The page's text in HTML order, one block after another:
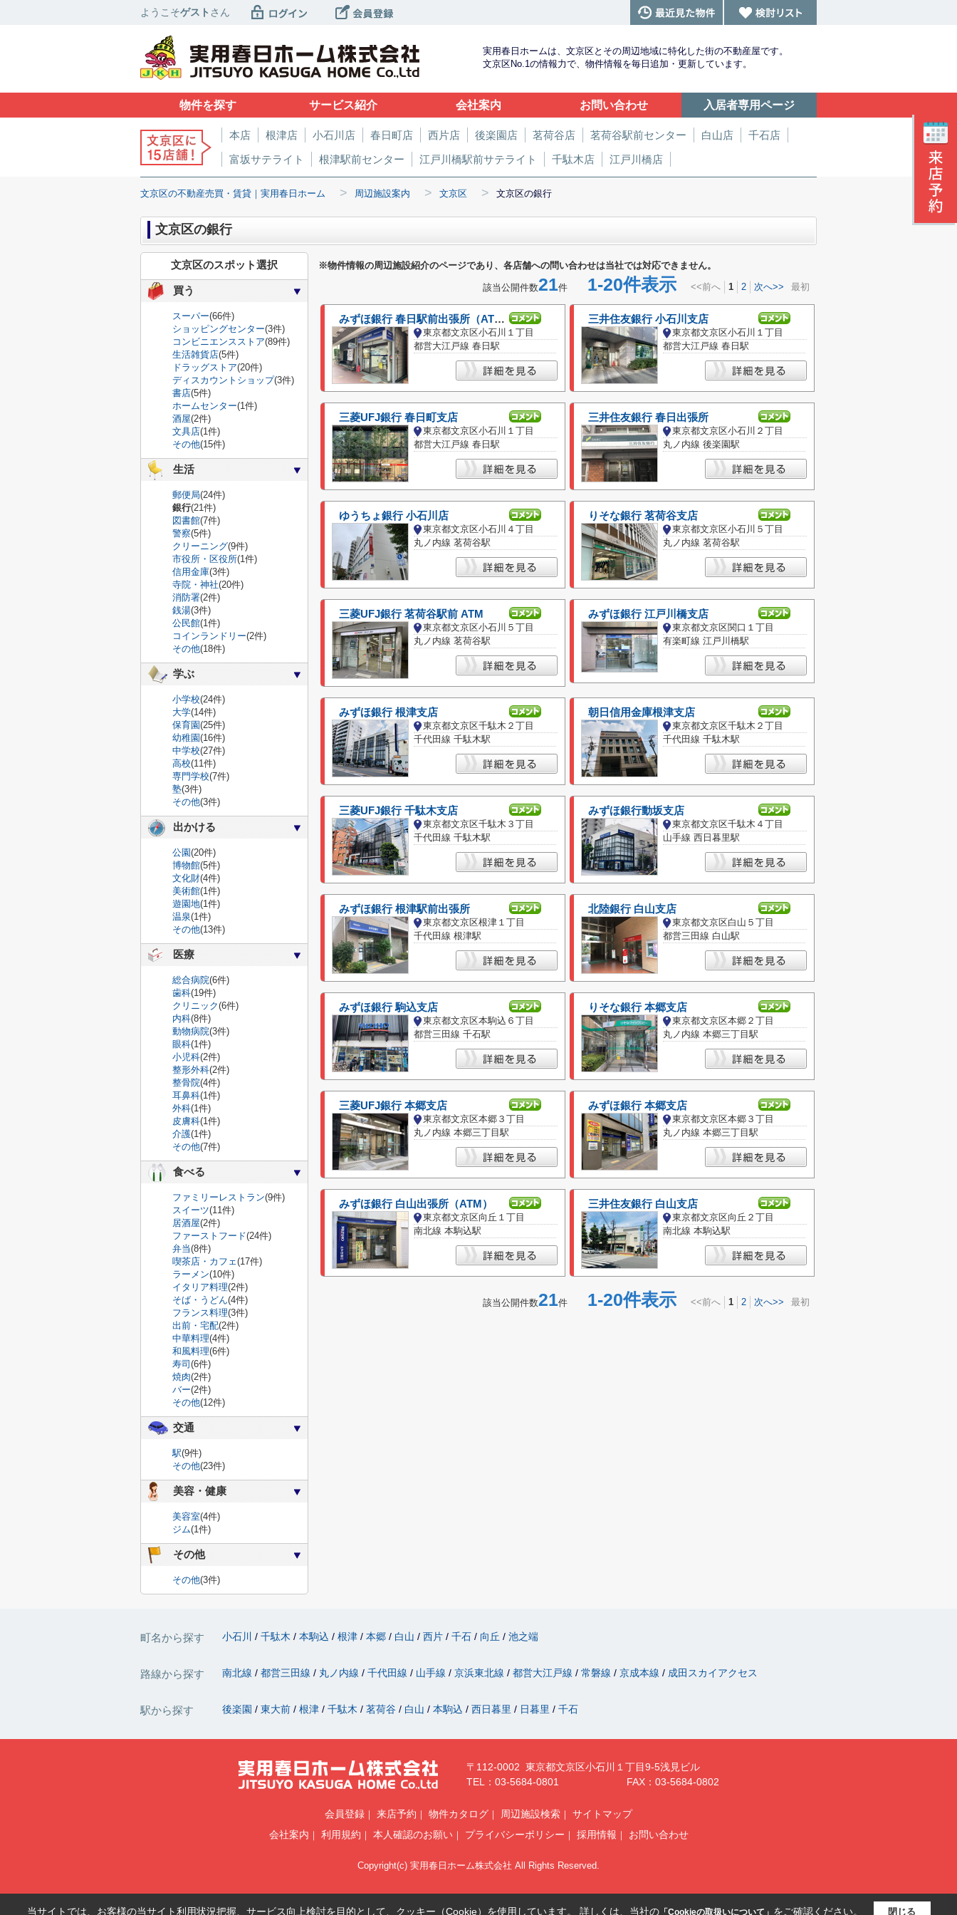
ようこそゲスト さん
実用春日ホームは、文京区とその周辺地域に特化した街の不動産屋です。
文京区No.1の情報力で、物件情報を毎日追加・更新しています。
物件を探す サービス紹介 会社案内 お問い合わせ 入居者専用ページ
本店 根津店 小石川店 春日町店 西片店 後楽園店 茗荷谷店 茗荷谷駅前センター 白山店
千石店
富坂サテライト
根津駅前センター 江戸川橋駅前サテライト 千駄木店 江戸川橋店
文京区の不動産売買・賃貸｜実用春日ホーム > 周辺施設案内 > 文京区 > 文京区の銀行
文京区の銀行
※物件情報の周辺施設紹介のページであり、各店舗への問い合わせは当社では対応できません。
該当公開件数21件 1-20件表示 <<前へ 1 2 次へ>> 最初
みずほ銀行 春日駅前出張所（ATM）
東京都文京区小石川１丁目
都営大江戸線 春日駅
三井住友銀行 小石川支店
東京都文京区小石川１丁目
都営大江戸線 春日駅
三菱UFJ銀行 春日町支店
東京都文京区小石川１丁目
都営大江戸線 春日駅
三井住友銀行 春日出張所
東京都文京区小石川２丁目
丸ノ内線 後楽園駅
ゆうちょ銀行 小石川店
東京都文京区小石川４丁目
丸ノ内線 茗荷谷駅
りそな銀行 茗荷谷支店
東京都文京区小石川５丁目
丸ノ内線 茗荷谷駅
三菱UFJ銀行 茗荷谷駅前 ATM
東京都文京区小石川５丁目
丸ノ内線 茗荷谷駅
みずほ銀行 江戸川橋支店
東京都文京区関口１丁目
有楽町線 江戸川橋駅
みずほ銀行 根津支店
東京都文京区千駄木２丁目
千代田線 千駄木駅
朝日信用金庫根津支店
東京都文京区千駄木２丁目
千代田線 千駄木駅
三菱UFJ銀行 千駄木支店
東京都文京区千駄木３丁目
千代田線 千駄木駅
みずほ銀行動坂支店
東京都文京区千駄木４丁目
山手線 西日暮里駅
みずほ銀行 根津駅前出張所
東京都文京区根津１丁目
千代田線 根津駅
北陸銀行 白山支店
東京都文京区白山５丁目
都営三田線 白山駅
みずほ銀行 駒込支店
東京都文京区本駒込６丁目
都営三田線 千石駅
りそな銀行 本郷支店
東京都文京区本郷２丁目
丸ノ内線 本郷三丁目駅
三菱UFJ銀行 本郷支店
東京都文京区本郷３丁目
丸ノ内線 本郷三丁目駅
みずほ銀行 本郷支店
東京都文京区本郷３丁目
丸ノ内線 本郷三丁目駅
みずほ銀行 白山出張所（ATM）
東京都文京区向丘１丁目
南北線 本駒込駅
三井住友銀行 白山支店
東京都文京区向丘２丁目
南北線 本駒込駅
該当公開件数21件 1-20件表示 <<前へ 1 2 次へ>> 最初
文京区のスポット選択
買う
スーパー(66件)
ショッピングセンター(3件)
コンビニエンスストア(89件)
生活雑貨店(5件)
ドラッグストア(20件)
ディスカウントショップ(3件)
書店(5件)
ホームセンター(1件)
酒屋(2件)
文具店(1件)
その他(15件)
生活
郵便局(24件)
銀行(21件)
図書館(7件)
警察(5件)
クリーニング(9件)
市役所・区役所(1件)
信用金庫(3件)
寺院・神社(20件)
消防署(2件)
銭湯(3件)
公民館(1件)
コインランドリー(2件)
その他(18件)
学ぶ
小学校(24件)
大学(14件)
保育園(25件)
幼稚園(16件)
中学校(27件)
高校(11件)
専門学校(7件)
塾(3件)
その他(3件)
出かける
公園(20件)
博物館(5件)
文化財(4件)
美術館(1件)
遊園地(1件)
温泉(1件)
その他(13件)
医療
総合病院(6件)
歯科(19件)
クリニック(6件)
内科(8件)
動物病院(3件)
眼科(1件)
小児科(2件)
整形外科(2件)
整骨院(4件)
耳鼻科(1件)
外科(1件)
皮膚科(1件)
介護(1件)
その他(7件)
食べる
ファミリーレストラン(9件)
スイーツ(11件)
居酒屋(2件)
ファーストフード(24件)
弁当(8件)
喫茶店・カフェ(17件)
ラーメン(10件)
イタリア料理(2件)
そば・うどん(4件)
フランス料理(3件)
出前・宅配(2件)
中華料理(4件)
和風料理(6件)
寿司 (6件)
焼肉(2件)
バー(2件)
その他(12件)
交通
駅(9件)
その他(23件)
美容・健康
美容室(4件)
ジム(1件)
その他
その他(3件)
町名から探す 小石川 千駄木 本駒込 根津 本郷 白山 西片 千石 向丘 池之端
路線から探す 南北線 都営三田線 丸ノ内線 千代田線 山手線 京浜東北線 都営大江戸線 常磐線 京成本線 成田スカイアクセス
駅から探す 後楽園 東大前 根津 千駄木 茗荷谷 白山 本駒込 西日暮里 日暮里 千石
〒112-0002 東京都文京区小石川１丁目9-5浅見ビル
TEL：03-5684-0801
FAX：03-5684-0802
会員登録 来店予約 物件カタログ 周辺施設検索
サイトマップ
会社案内
利用規約 本人確認のお願い プライバシーポリシー 採用情報 お問い合わせ
Copyright(c) 実用春日ホーム株式会社 All Rights Reserved.
当サイトでは、お客様の当サイト利用状況把握、サービス向上検討を目的として、クッキー（Cookie）を使用しています。 詳しくは、当社の「Cookieの取扱いについて」 をご確認ください。 閉じる